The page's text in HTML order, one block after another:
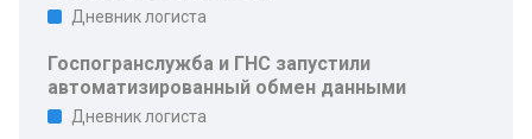
Дневник логиста
Госпогранслужба и ГНС запустили
автоматизированный обмен данными
Дневник логиста